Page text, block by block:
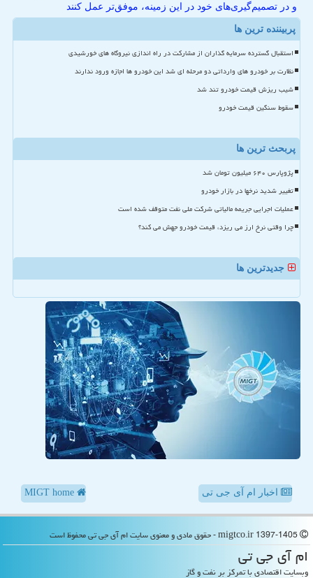
و در تصمیم‌گیری‌های خود در این زمینه، موفق‌تر عمل کنند
پربیننده ترین ها
استقبال گسترده سرمایه گذاران از مشارکت در راه اندازی نیروگاه های خورشیدی
نظارت بر خودرو های وارداتی دو مرحله ای شد این خودرو ها اجازه ورود ندارند
شیب ریزش قیمت خودرو تند شد
سقوط سنگین قیمت خودرو
پربحث ترین ها
پژوپارس ۶۴۰ میلیون تومان شد
تغییر شدید نرخها در بازار خودرو
عملیات اجرایی جریمه مالیاتی شرکت ملی نفت متوقف شده است
چرا وقتی نرخ ارز می ریزد، قیمت خودرو جهش می کند؟
جدیدترین ها
اخبار ام آی جی تی
ام آی جی تی
وبسایت اقتصادی با تمرکز بر نفت و گاز